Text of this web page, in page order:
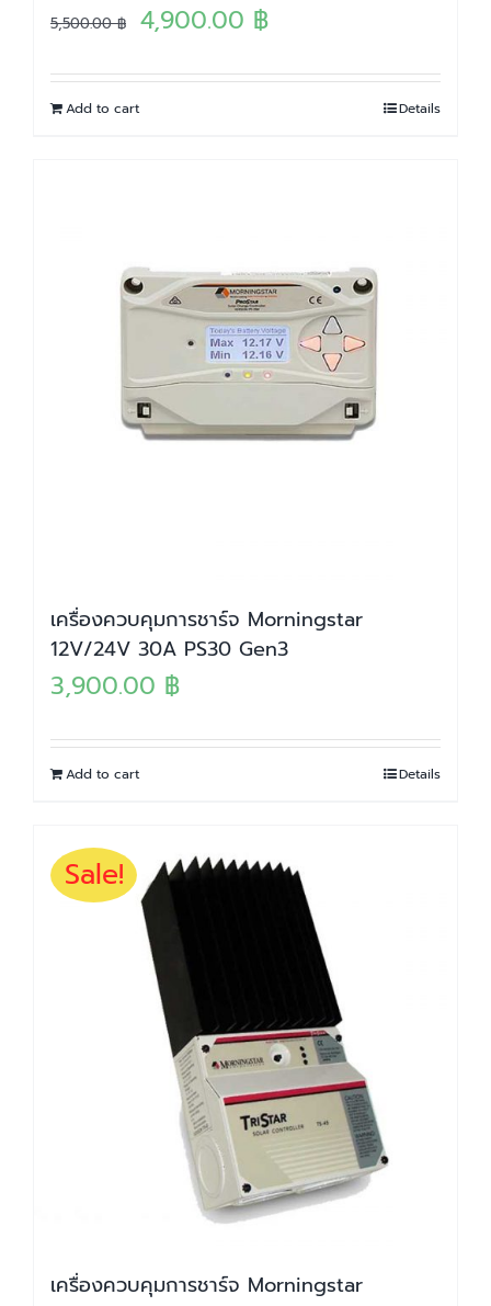
5,500.00฿
Original
was:
4,900.00 ฿Current
Add to cart Details
เครื่องควบคุมการชาร์จ Morningstar
12V/24V 30A PS30 Gen3
3,900.00 ฿
Add to cart Details
Sale!
เครื่องควบคุมการชาร์จ Morningstar